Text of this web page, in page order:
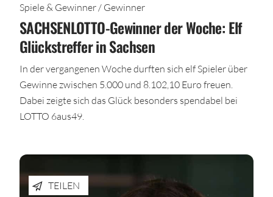
Spiele & Gewinner / Gewinner
SACHSENLOTTO-Gewinner der Woche: Elf
Glückstreffer in Sachsen
In der vergangenen Woche durften sich elf Spieler über
Gewinne zwischen 5.000 und 8.102,10 Euro freuen.
Dabei zeigte sich das Glück besonders spendabel bei
LOTTO 6aus49.
TEILEN